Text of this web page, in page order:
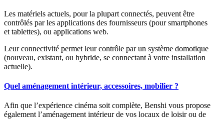
Les matériels actuels, pour la plupart connectés, peuvent être
contrôlés par les applications des fournisseurs (pour smartphones
et tablettes), ou applications web.
Leur connectivité permet leur contrôle par un système domotique
(nouveau, existant, ou hybride, se connectant à votre installation
actuelle).
Quel aménagement intérieur, accessoires, mobilier ?
Afin que l’expérience cinéma soit complète, Benshi vous propose
également l’aménagement intérieur de vos locaux de loisir ou de